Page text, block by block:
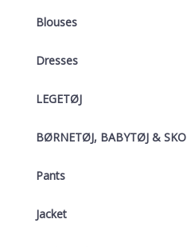
Blouses
Dresses
LEGETØJ
BØRNETØJ, BABYTØJ & SKO
Pants
Jacket